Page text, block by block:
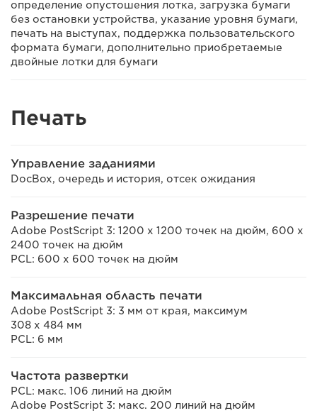
определение опустошения лотка, загрузка бумаги
без остановки устройства, указание уровня бумаги,
печать на выступах, поддержка пользовательского
формата бумаги, дополнительно приобретаемые
двойные лотки для бумаги
Печать
Управление заданиями
DocBox, очередь и история, отсек ожидания
Разрешение печати
Adobe PostScript 3: 1200 x 1200 точек на дюйм, 600 x
2400 точек на дюйм
PCL: 600 x 600 точек на дюйм
Максимальная область печати
Adobe PostScript 3: 3 мм от края, максимум
308 x 484 мм
PCL: 6 мм
Частота развертки
PCL: макс. 106 линий на дюйм
Adobe PostScript 3: макс. 200 линий на дюйм